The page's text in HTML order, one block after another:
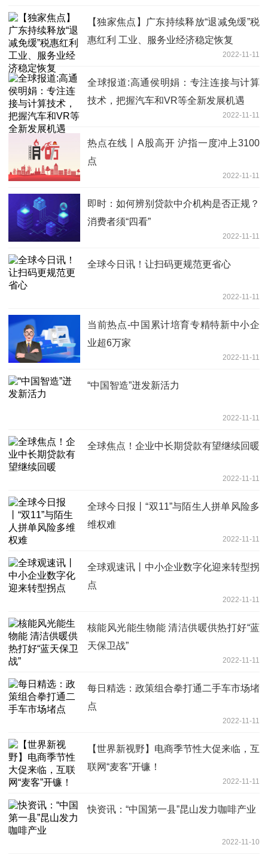
【独家焦点】广东持续释放“退减免缓”税
惠红利 工业、服务业经济稳定恢复
2022-11-11
全球报道:高通侯明娟：专注连接与计算
技术，把握汽车和VR等全新发展机遇
2022-11-11
热点在线丨A股高开 沪指一度冲上3100
点
2022-11-11
即时：如何辨别贷款中介机构是否正规？
消费者须“四看”
2022-11-11
全球今日讯！让扫码更规范更省心
2022-11-11
当前热点-中国累计培育专精特新中小企
业超6万家
2022-11-11
“中国智造”迸发新活力
2022-11-11
全球焦点！企业中长期贷款有望继续回暖
2022-11-11
全球今日报丨“双11”与陌生人拼单风险多
维权难
2022-11-11
全球观速讯丨中小企业数字化迎来转型拐
点
2022-11-11
核能风光能生物能 清洁供暖供热打好“蓝
天保卫战”
2022-11-11
每日精选：政策组合拳打通二手车市场堵
点
2022-11-11
【世界新视野】电商季节性大促来临，互
联网“麦客”开镰！
2022-11-11
快资讯：“中国第一县”昆山发力咖啡产业
2022-11-10